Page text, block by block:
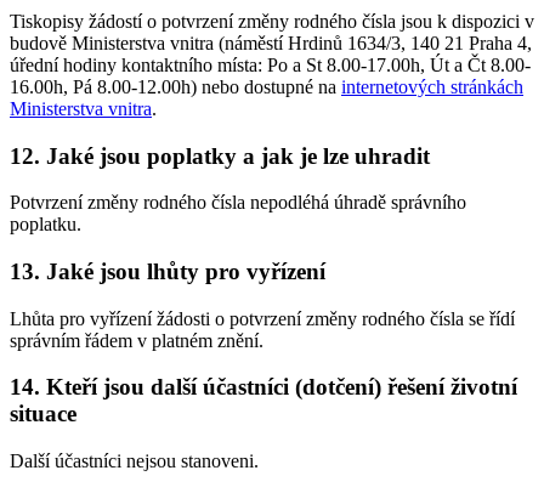
Tiskopisy žádostí o potvrzení změny rodného čísla jsou k dispozici v
budově Ministerstva vnitra (náměstí Hrdinů 1634/3, 140 21 Praha 4,
úřední hodiny kontaktního místa: Po a St 8.00-17.00h, Út a Čt 8.00-
16.00h, Pá 8.00-12.00h) nebo dostupné na internetových stránkách
Ministerstva vnitra.
12. Jaké jsou poplatky a jak je lze uhradit
Potvrzení změny rodného čísla nepodléhá úhradě správního
poplatku.
13. Jaké jsou lhůty pro vyřízení
Lhůta pro vyřízení žádosti o potvrzení změny rodného čísla se řídí
správním řádem v platném znění.
14. Kteří jsou další účastníci (dotčení) řešení životní
situace
Další účastníci nejsou stanoveni.